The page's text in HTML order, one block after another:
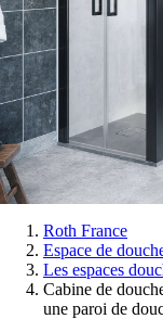
Vous
êtes
Roth France
Espace de
Les espaces
Cabine de
une paroi de